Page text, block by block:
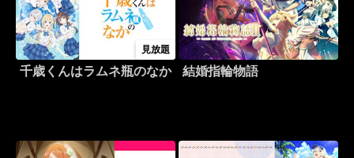
見放題
千歳くんはラムネ瓶のなか 結婚指輪物語